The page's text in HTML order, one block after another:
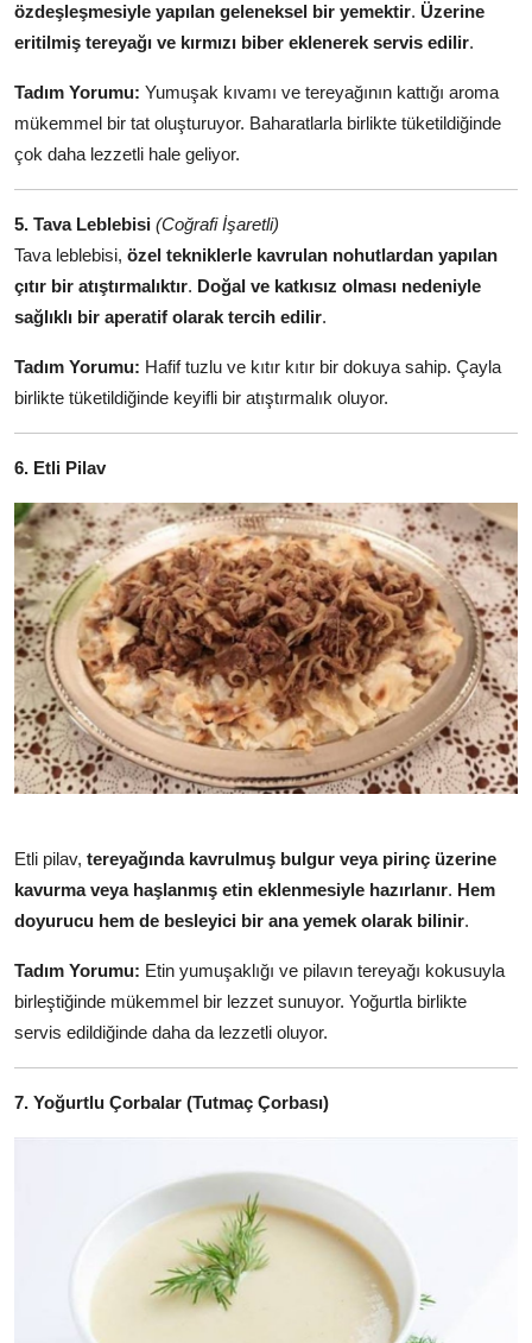
özdeşleşmesiyle yapılan geleneksel bir yemektir. Üzerine
eritilmiş tereyağı ve kırmızı biber eklenerek servis edilir.
Tadım Yorumu: Yumuşak kıvamı ve tereyağının kattığı aroma
mükemmel bir tat oluşturuyor. Baharatlarla birlikte tüketildiğinde
çok daha lezzetli hale geliyor.
5. Tava Leblebisi (Coğrafi İşaretli)
Tava leblebisi, özel tekniklerle kavrulan nohutlardan yapılan
çıtır bir atıştırmalıktır. Doğal ve katkısız olması nedeniyle
sağlıklı bir aperatif olarak tercih edilir.
Tadım Yorumu: Hafif tuzlu ve kıtır kıtır bir dokuya sahip. Çayla
birlikte tüketildiğinde keyifli bir atıştırmalık oluyor.
6. Etli Pilav
Etli pilav, tereyağında kavrulmuş bulgur veya pirinç üzerine
kavurma veya haşlanmış etin eklenmesiyle hazırlanır. Hem
doyurucu hem de besleyici bir ana yemek olarak bilinir.
Tadım Yorumu: Etin yumuşaklığı ve pilavın tereyağı kokusuyla
birleştiğinde mükemmel bir lezzet sunuyor. Yoğurtla birlikte
servis edildiğinde daha da lezzetli oluyor.
7. Yoğurtlu Çorbalar (Tutmaç Çorbası)